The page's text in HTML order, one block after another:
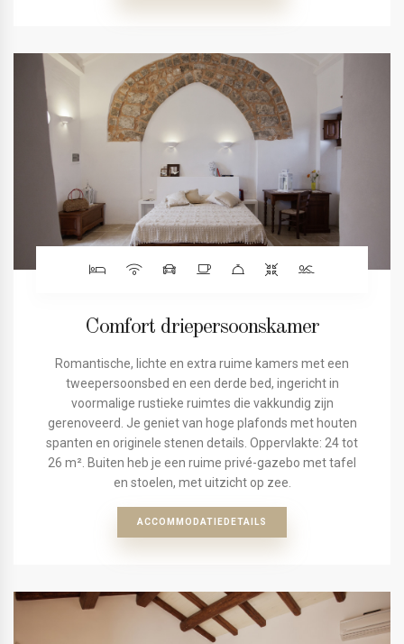
Comfort driepersoonskamer
Romantische, lichte en extra ruime kamers met een
tweepersoonsbed en een derde bed, ingericht in
voormalige rustieke ruimtes die vakkundig zijn
gerenoveerd. Je geniet van hoge plafonds met houten
spanten en originele stenen details. Oppervlakte: 24 tot
26 m². Buiten heb je een ruime privé-gazebo met tafel
en stoelen, met uitzicht op zee.
ACCOMMODATIEDETAILS